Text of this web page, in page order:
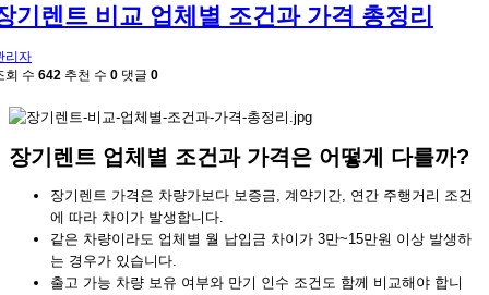
기렌트 비교 업체별 조건과 가격 총정리
리자
회 수 642 추천 수 0 댓글 0
장기렌트 업체별 조건과 가격은 어떻게 다를까?
장기렌트 가격은 차량가보다 보증금, 계약기간, 연간 주행거리 조건
에 따라 차이가 발생합니다.
같은 차량이라도 업체별 월 납입금 차이가 3만~15만원 이상 발생하
는 경우가 있습니다.
출고 가능 차량 보유 여부와 만기 인수 조건도 함께 비교해야 합니